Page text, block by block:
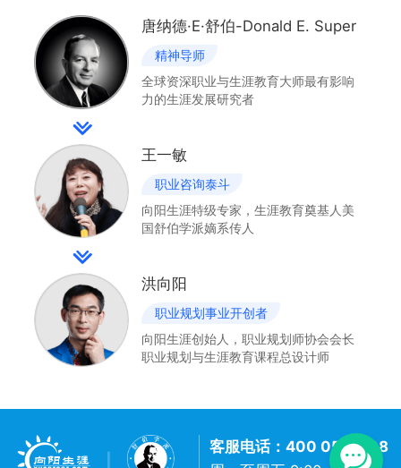
唐纳德·E·舒伯-Donald E. Super
精神导师
全球资深职业与生涯教育大师最有影响
力的生涯发展研究者
王一敏
职业咨询泰斗
向阳生涯特级专家，生涯教育奠基人美
国舒伯学派嫡系传人
洪向阳
职业规划事业开创者
向阳生涯创始人，职业规划师协会会长
职业规划与生涯教育课程总设计师
客服电话：400 057 1108